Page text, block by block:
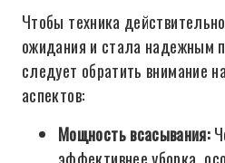
Чтобы техника
ожидания и стала надежным
следует обратить внимание
аспектов:
Мощность всасывания: